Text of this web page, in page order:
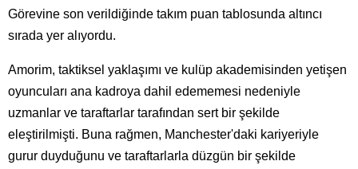
Görevine son verildiğinde takım puan tablosunda altıncı
sırada yer alıyordu.
Amorim, taktiksel yaklaşımı ve kulüp akademisinden yetişen
oyuncuları ana kadroya dahil edememesi nedeniyle
uzmanlar ve taraftarlar tarafından sert bir şekilde
eleştirilmişti. Buna rağmen, Manchester'daki kariyeriyle
gurur duyduğunu ve taraftarlarla düzgün bir şekilde